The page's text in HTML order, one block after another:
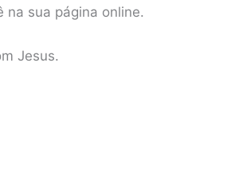
na sua página online.
Jesus.